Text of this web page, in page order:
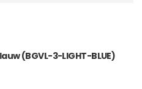
(BGVL-3-LIGHT-BLUE)